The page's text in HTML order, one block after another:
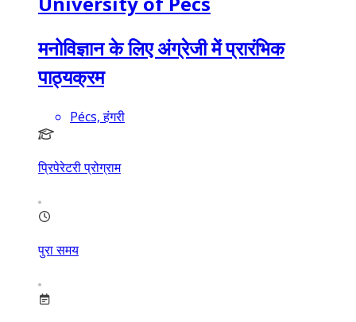
मनोविज्ञान के लिए अंग्रेजी में प्रारंभिक
पाठ्यक्रम
Pécs, हंगरी
प्रिपेरेटरी प्रोग्राम
पुरा समय